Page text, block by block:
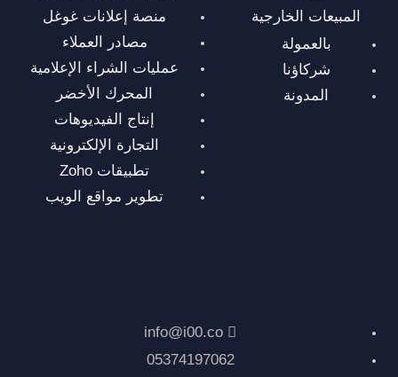
المبيعات الخارجية
بالعمولة
شركاؤنا
المدونة
منصة إعلانات غوغل
مصادر العملاء
عمليات الشراء الإعلامية
المحرك الأخضر
إنتاج الفيديوهات
التجارة الإلكترونية
تطبيقات Zoho
تطوير مواقع الويب
info@i00.co
05374197062